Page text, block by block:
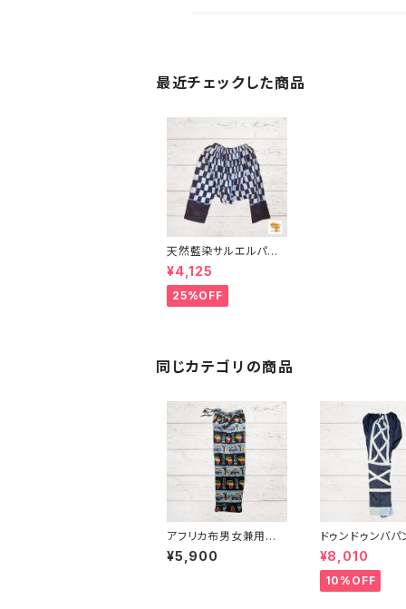
最近チェックした商品
天然藍染サルエルパン
ツ 男女兼用 インディゴ
パーニュ アフリカ布 キ
テンゲ ギニア フェアト
レード INUWALIAFRI
¥4,125
25%OFF
同じカテゴリの商品
アフリカ布男女兼用パ
ンツ15 パーニュ アフリ
カ布 キテンゲ ギニア フ
¥5,900
ドゥンドゥンバ
女兼用 ① パーニ
リカ布 アフリカン衣装
ギニア フェアト
¥8,010
10%OFF